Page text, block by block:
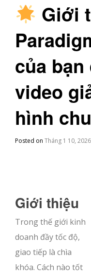
Giới
của
video
hình
Posted onTháng 1 10, 2026
Giới thiệu
Trong thế giới kinh
doanh đầy tốc độ,
giao tiếp là chìa
khóa. Cách nào tốt